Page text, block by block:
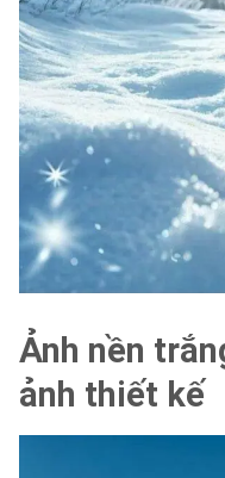
Ảnh nền
ảnh thiết kế